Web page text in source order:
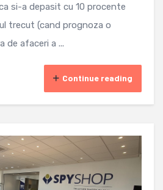
si-a depasit cu 10 procente
trecut (cand prognoza o
de afaceri a ...
Continue reading